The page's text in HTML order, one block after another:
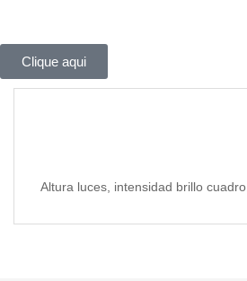
Clique aqui
Altura luces, intensidad brillo cuadro.